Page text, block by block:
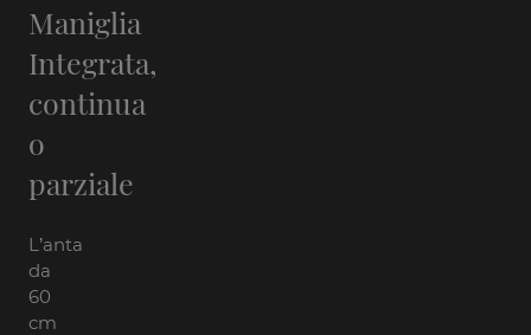
Maniglia
Integrata,
continua
o
parziale
L’anta
da
60
cm